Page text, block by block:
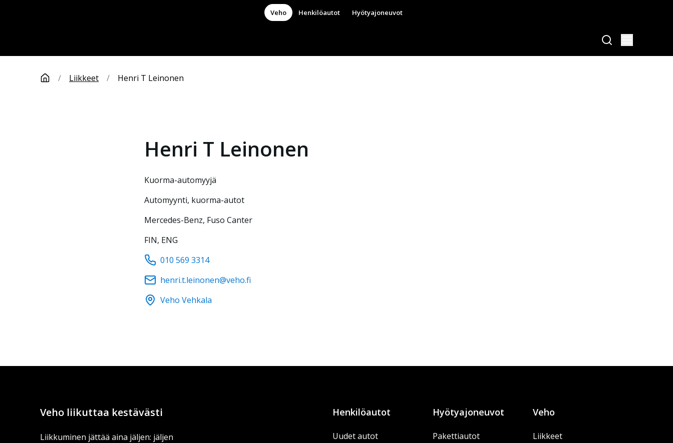
Veho Henkilöautot Hyötyajoneuvot
/ Liikkeet / Henri T Leinonen
Henri T Leinonen
Kuorma-automyyjä
Automyynti, kuorma-autot
Mercedes-Benz, Fuso Canter
FIN, ENG
010 569 3314
henri.t.leinonen@veho.fi
Veho Vehkala
Veho liikuttaa kestävästi
Liikkuminen jättää aina jäljen: jäljen
Henkilöautot
Uudet autot
Hyötyajoneuvot
Pakettiautot
Veho
Liikkeet